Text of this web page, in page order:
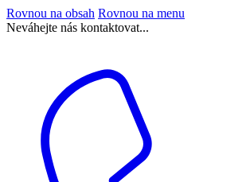
Rovnou na obsah Rovnou na menu
Neváhejte nás kontaktovat...